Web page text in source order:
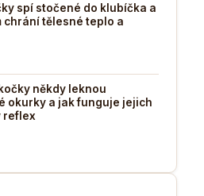
spí stočené do klubíčka a
chrání tělesné teplo a
někdy leknou
okurky a jak funguje jejich
reflex